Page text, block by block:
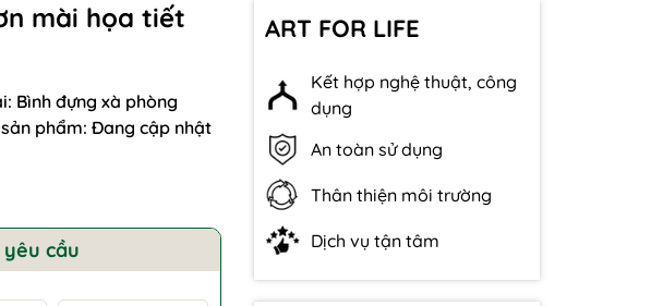
mài họa tiết
Bình đựng xà phòng
phẩm: Đang cập nhật
cầu
ART FOR LIFE
Kết hợp nghệ thuật, công
dụng
An toàn sử dụng
Thân thiện môi trường
Dịch vụ tận tâm